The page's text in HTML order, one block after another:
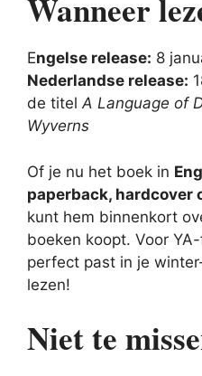
Wanneer
Engelse release: 8
Nederlandse release:
de titelA Language of
Wyverns
Of je nu het boek in
paperback, hardcover
kunt hem binnenkort
boeken koopt. Voor
perfect past in je
lezen!
Niet te